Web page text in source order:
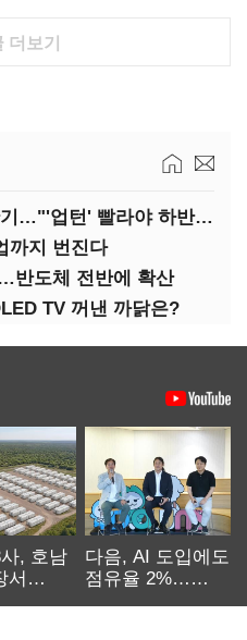
더보기
길어지는 K-반도체 혹한기…"'업턴' 빨라야 하반기"
까지 번진다
반도체 전반에 확산
TV 꺼낸 까닭은?
, 호남
서
다음, AI 도입에도
점유율 2%…